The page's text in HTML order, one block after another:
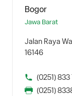
Bogor
Jawa Barat
Jalan Raya
16146
(0251) 833
(0251)